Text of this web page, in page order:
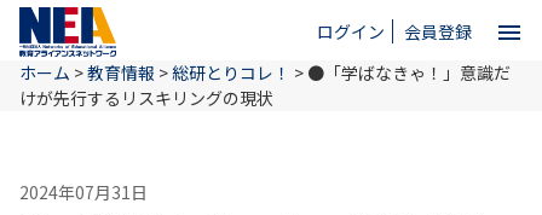
ログイン 会員登録 menu
ホーム
ホーム >教育情報 >総研とりコレ！ > ●「学ばなきゃ！」意識だ
けが先行するリスキリングの現状
2024年07月31日